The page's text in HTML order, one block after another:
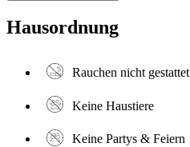
Hausordnung
Rauchen nicht gestattet
Keine Haustiere
Keine Partys & Feiern